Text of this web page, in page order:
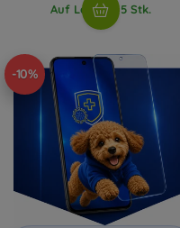
Auf Lager > 5 Stk.
-10%